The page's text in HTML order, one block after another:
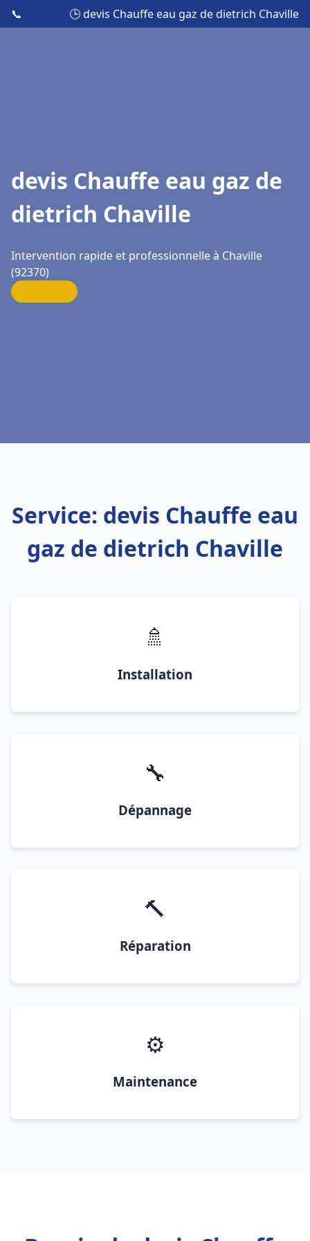
📞 🕒 devis Chauffe eau gaz de dietrich Chaville
devis Chauffe eau gaz de
dietrich Chaville
Intervention rapide et professionnelle à Chaville
(92370)
Service: devis Chauffe eau
gaz de dietrich Chaville
🚿
Installation
🔧
Dépannage
🔨
Réparation
⚙️
Maintenance